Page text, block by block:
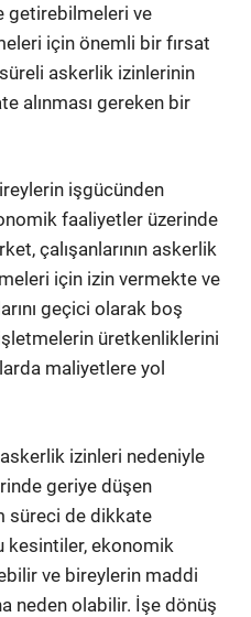
getirebilmeleri ve
için önemli bir fırsat
askerlik izinlerinin
alınması gereken bir
işgücünden
faaliyetler üzerinde
çalışanlarının askerlik
için izin vermekte ve
geçici olarak boş
üretkenliklerini
maliyetlere yol
izinleri nedeniyle
geriye düşen
süreci de dikkate
kesintiler, ekonomik
ve bireylerin maddi
neden olabilir. İşe dönüş